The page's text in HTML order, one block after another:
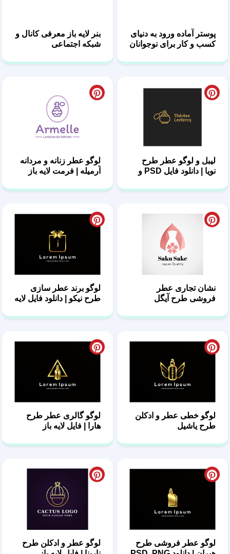
کسب و کار برای نوجوانان
PSD
شبکه اجتماعی
لیبل و لوگو عطر طرح
AI
آرمیله | فرمت لایه باز
نشان تجاری عطر
فروشی طرح آیگل
لوگو برند عطر سازی
طرح نیکو | دانلود فایل‌ لایه
باز
لوگو خطی عطر و ادکلن
طرح یاشیل
لوگو گالری عطر طرح
هارا | فایل لایه باز
لوگو عطر فروشی طرح
هیران | دانلود PSD, PNG
لوگو عطر و ادکلن طرح
نارینا | فایل لایه باز